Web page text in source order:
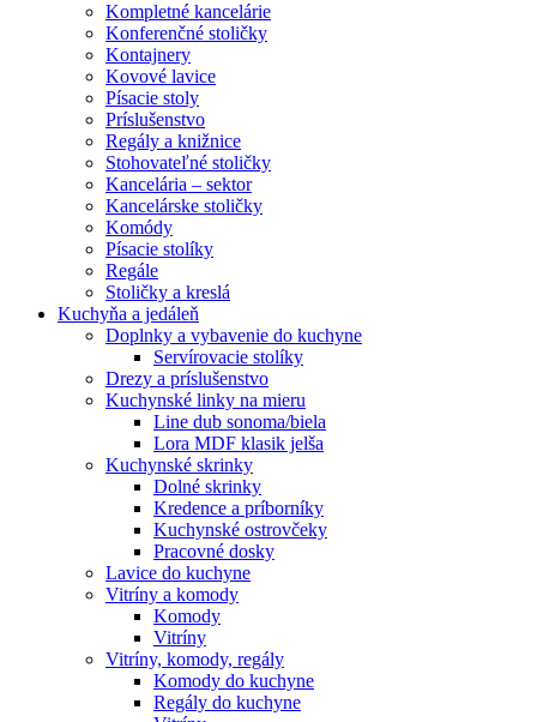
Kompletné kancelárie
Konferenčné stoličky
Kontajnery
Kovové lavice
Písacie stoly
Príslušenstvo
Regály a knižnice
Stohovateľné stoličky
Kancelária – sektor
Kancelárske stoličky
Komódy
Písacie stolíky
Regále
Stoličky a kreslá
Kuchyňa a jedáleň
Doplnky a vybavenie do kuchyne
Servírovacie stolíky
Drezy a príslušenstvo
Kuchynské linky na mieru
Line dub sonoma/biela
Lora MDF klasik jelša
Kuchynské skrinky
Dolné skrinky
Kredence a príborníky
Kuchynské ostrovčeky
Pracovné dosky
Lavice do kuchyne
Vitríny a komody
Komody
Vitríny
Vitríny, komody, regály
Komody do kuchyne
Regály do kuchyne